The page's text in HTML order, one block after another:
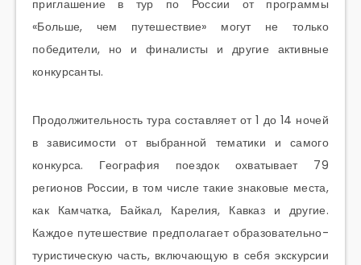
приглашение в тур по России от программы
«Больше, чем путешествие» могут не только
победители, но и финалисты и другие активные
конкурсанты.
Продолжительность тура составляет от 1 до 14 ночей
в зависимости от выбранной тематики и самого
конкурса. География поездок охватывает 79
регионов России, в том числе такие знаковые места,
как Камчатка, Байкал, Карелия, Кавказ и другие.
Каждое путешествие предполагает образовательно-
туристическуючасть, включающую в себя экскурсии